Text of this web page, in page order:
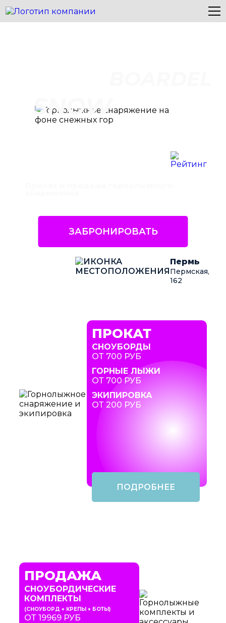
SNOW
ЗАБРОНИРОВАТЬ
Пермь
Пермская,
162
ПРОКАТ
СНОУБОРДЫ
ОТ 700 РУБ
ГОРНЫЕ ЛЫЖИ
ОТ 700 РУБ
ЭКИПИРОВКА
ОТ 200 РУБ
ПОДРОБНЕЕ
ПРОДАЖА
СНОУБОРДИЧЕСКИЕ
КОМПЛЕКТЫ
(СНОУБОРД + КРЕПЫ + БОТЫ)
ОТ 19969 РУБ